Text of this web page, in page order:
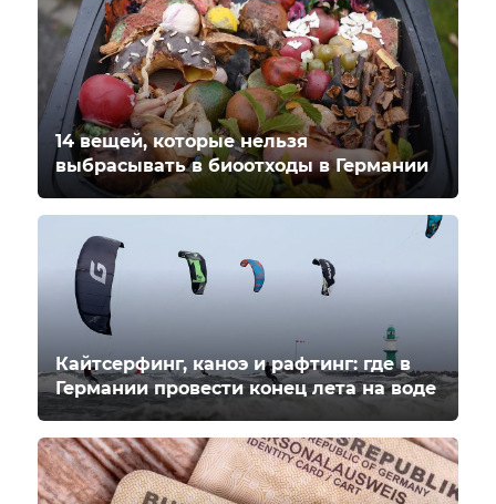
14 вещей, которые нельзя
выбрасывать в биоотходы в Германии
Кайтсерфинг, каноэ и рафтинг: где в
Германии провести конец лета на воде